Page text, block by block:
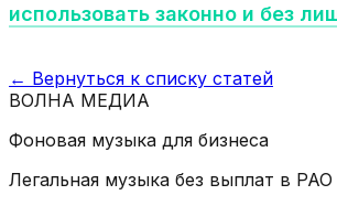
использовать законно и без
← Вернуться к списку статей
ВОЛНА МЕДИА
Фоновая музыка для бизнеса
Легальная музыка без выплат в